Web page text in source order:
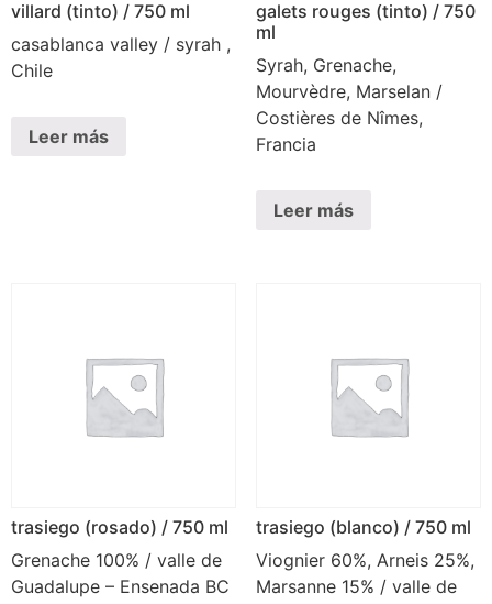
villard (tinto) / 750 ml
casablanca valley / syrah ,
Chile
Leer más
galets rouges (tinto) / 750
ml
Syrah, Grenache,
Mourvèdre, Marselan /
Costières de Nîmes,
Francia
Leer más
trasiego (rosado) / 750 ml
Grenache 100% / valle de
Guadalupe – Ensenada BC
trasiego (blanco) / 750 ml
Viognier 60%, Arneis 25%,
Marsanne 15% / valle de